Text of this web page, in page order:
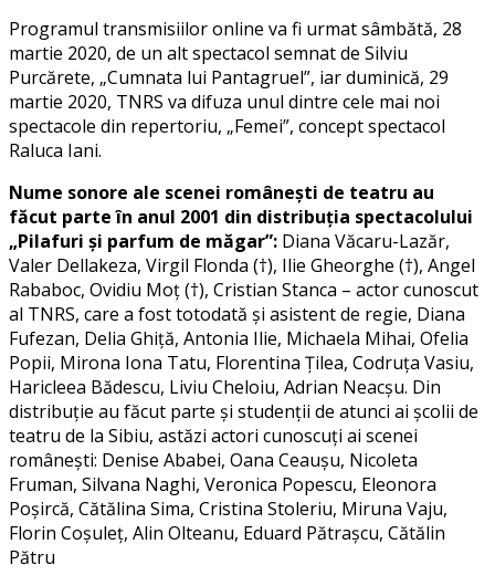
Programul transmisiilor online va fi urmat sâmbătă, 28
martie 2020, de un alt spectacol semnat de Silviu
Purcărete, „Cumnata lui Pantagruel”, iar duminică, 29
martie 2020, TNRS va difuza unul dintre cele mai noi
spectacole din repertoriu, „Femei”, concept spectacol
Raluca Iani.
Nume sonore ale scenei românești de teatru au
făcut parte în anul 2001 din distribuția spectacolului
„Pilafuri și parfum de măgar”: Diana Văcaru-Lazăr,
Valer Dellakeza, Virgil Flonda (†), Ilie Gheorghe (†), Angel
Rababoc, Ovidiu Moț (†), Cristian Stanca – actor cunoscut
al TNRS, care a fost totodată și asistent de regie, Diana
Fufezan, Delia Ghiță, Antonia Ilie, Michaela Mihai, Ofelia
Popii, Mirona Iona Tatu, Florentina Țilea, Codruța Vasiu,
Haricleea Bădescu, Liviu Cheloiu, Adrian Neacșu. Din
distribuție au făcut parte și studenții de atunci ai școlii de
teatru de la Sibiu, astăzi actori cunoscuți ai scenei
românești: Denise Ababei, Oana Ceaușu, Nicoleta
Fruman, Silvana Naghi, Veronica Popescu, Eleonora
Poșircă, Cătălina Sima, Cristina Stoleriu, Miruna Vaju,
Florin Coșuleț, Alin Olteanu, Eduard Pătrașcu, Cătălin
Pătru